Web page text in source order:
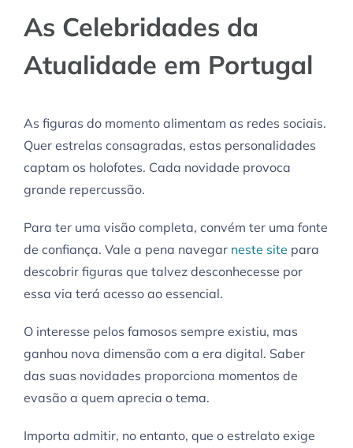
As Celebridades da
Atualidade em Portugal
As figuras do momento alimentam as redes sociais.
Quer estrelas consagradas, estas personalidades
captam os holofotes. Cada novidade provoca
grande repercussão.
Para ter uma visão completa, convém ter uma fonte
de confiança. Vale a pena navegar neste site para
descobrir figuras que talvez desconhecesse por
essa via terá acesso ao essencial.
O interesse pelos famosos sempre existiu, mas
ganhou nova dimensão com a era digital. Saber
das suas novidades proporciona momentos de
evasão a quem aprecia o tema.
Importa admitir, no entanto, que o estrelato exige